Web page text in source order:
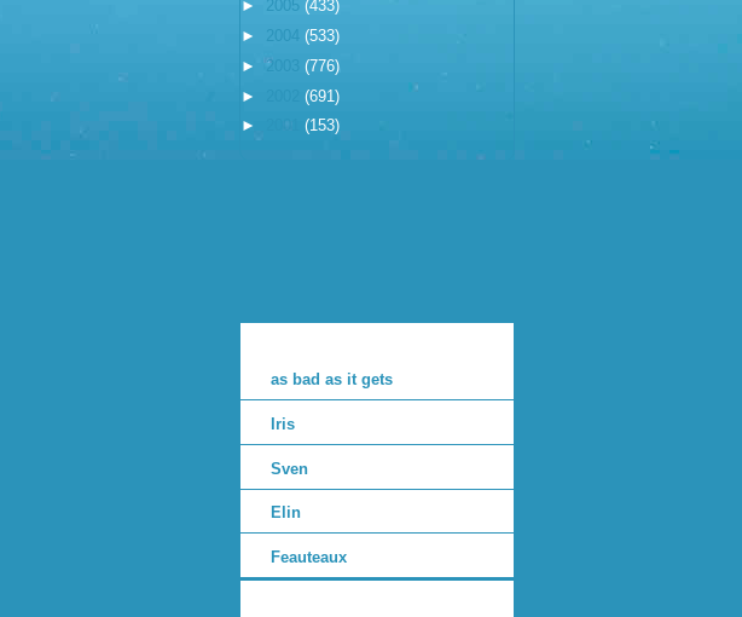
► 2005 (433)
►
(533)
►2003 (776)
►
(691)
►
(153)
as bad as it gets
Iris
Sven
Elin
Feauteaux